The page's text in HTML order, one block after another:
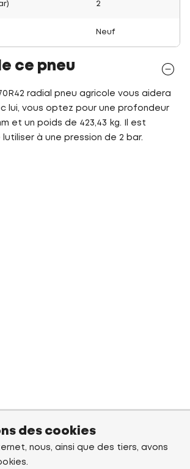
2
Neuf
ce pneu
radial pneu agricole vous aidera
lui, vous optez pour une profondeur
et un poids de 423,43 kg. Il est
à une pression de 2 bar.
des cookies
nous, ainsi que des tiers, avons